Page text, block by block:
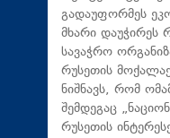
გადაუფორმეს
მხარი დაუჭირეს
სავაჭრო
რუსეთის
ნიშნავს, რომ
შემდეგაც
რუსეთის